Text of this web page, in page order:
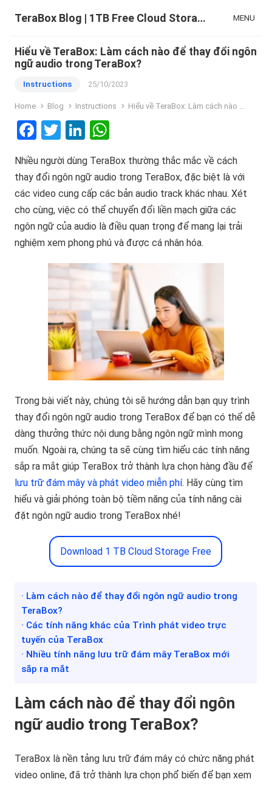
TeraBox Blog | 1TB Free Cloud Storage & All-in-One AI Space MENU
Hiểu về TeraBox: Làm cách nào để thay đổi ngôn
ngữ audio trong TeraBox?
Instructions 25/10/2023
Home Blog Instructions Hiểu về TeraBox: Làm cách nào để thay đổi ngôn ngữ audio trong TeraBox?
F
ce
b
o
o
k
T
tt
er
Li
ke
dI
n
at
s
A
p
p
Nhiều người dùng TeraBox thường thắc mắc về cách
thay đổi ngôn ngữ audio trong TeraBox, đặc biệt là với
các video cung cấp các bản audio track khác nhau. Xét
cho cùng, việc có thể chuyển đổi liền mạch giữa các
ngôn ngữ của audio là điều quan trọng để mang lại trải
nghiệm xem phong phú và được cá nhân hóa.
Trong bài viết này, chúng tôi sẽ hướng dẫn bạn quy trình
thay đổi ngôn ngữ audio trong TeraBox để bạn có thể dễ
dàng thưởng thức nội dung bằng ngôn ngữ mình mong
muốn. Ngoài ra, chúng ta sẽ cùng tìm hiểu các tính năng
sắp ra mắt giúp TeraBox trở thành lựa chọn hàng đầu để
lưu trữ đám mây và phát video miễn phí. Hãy cùng tìm
hiểu và giải phóng toàn bộ tiềm năng của tính năng cài
đặt ngôn ngữ audio trong TeraBox nhé!
Download 1 TB Cloud Storage Free
· Làm cách nào để thay đổi ngôn ngữ audio trong
TeraBox?
· Các tính năng khác của Trình phát video trực
tuyến của TeraBox
· Nhiều tính năng lưu trữ đám mây TeraBox mới
sắp ra mắt
Làm cách nào để thay đổi ngôn
ngữ audio trong TeraBox?
TeraBox là nền tảng lưu trữ đám mây có chức năng phát
video online, đã trở thành lựa chọn phổ biến để bạn xem